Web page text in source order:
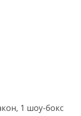
1 шоу-бокс